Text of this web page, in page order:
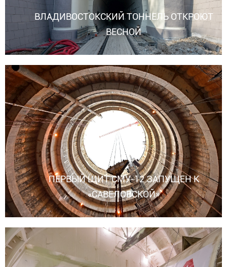
ВЛАДИВОСТОКСКИЙ ТОННЕЛЬ ОТКРОЮТ
ВЕСНОЙ
ПЕРВЫЙ ЩИТ СМУ-12 ЗАПУЩЕН К
«САВЕЛОВСКОЙ»